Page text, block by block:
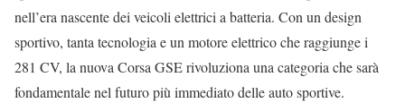
nell’era nascente dei veicoli elettrici a batteria. Con un design
sportivo, tanta tecnologia e un motore elettrico che raggiunge i
281 CV, la nuova Corsa GSE rivoluziona una categoria che sarà
fondamentale nel futuro più immediato delle auto sportive.